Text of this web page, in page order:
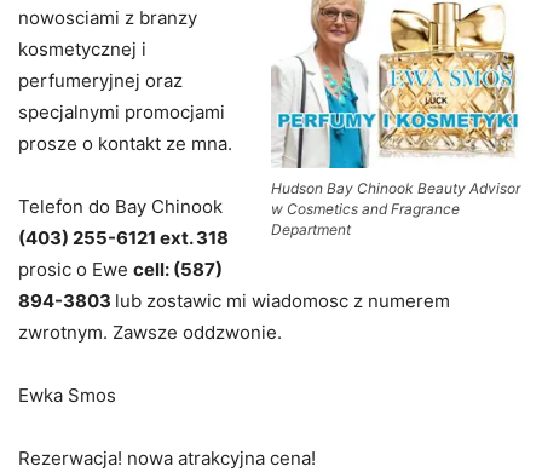
Hudson Bay Chinook Beauty Advisor
w Cosmetics and Fragrance
Department
nowosciami z branzy
kosmetycznej i
perfumeryjnej oraz
specjalnymi promocjami
prosze o kontakt ze mna.
Telefon do Bay Chinook
(403) 255-6121 ext. 318
prosic o Ewe cell: (587)
894-3803 lub zostawic mi wiadomosc z numerem
zwrotnym. Zawsze oddzwonie.
Ewka Smos
Rezerwacja! nowa atrakcyjna cena!